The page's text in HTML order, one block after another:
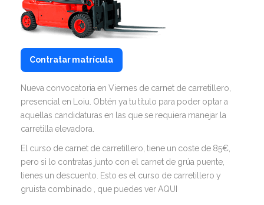
Contratar matrícula
Nueva convocatoria en Viernes de carnet de carretillero,
presencial en Loiu. Obtén ya tu título para poder optar a
aquellas candidaturas en las que se requiera manejar la
carretilla elevadora.
El curso de carnet de carretillero, tiene un coste de 85€,
pero si lo contratas junto con el carnet de grúa puente,
tienes un descuento. Esto es el curso de carretillero y
gruista combinado , que puedes ver AQUI